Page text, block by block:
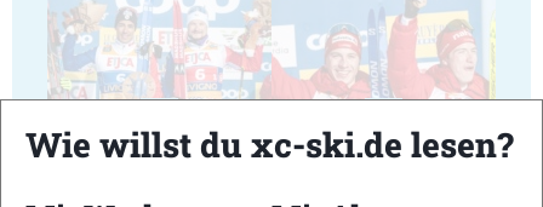
Wie willst du xc-ski.de lesen?